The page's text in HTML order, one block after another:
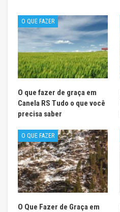
O QUE FAZER
O que fazer de graça em
Canela RS Tudo o que você
precisa saber
O QUE FAZER
O Que Fazer de Graça em